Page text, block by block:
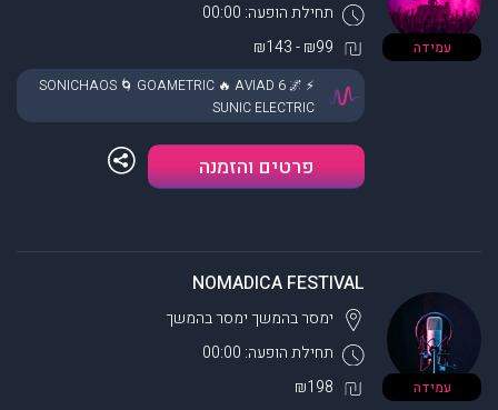
עמידה
תחילת הופעה: 00:00
₪99 - ₪143
⚡ SONICHAOS 🌀 GOAMETRIC 🔥 AVIAD 6 🌌
SUNIC ELECTRIC
פרטים והזמנה
עמידה
NOMADICA FESTIVAL
תחילת הופעה: 00:00
ימסר בהמשך ימסר בהמשך
₪198